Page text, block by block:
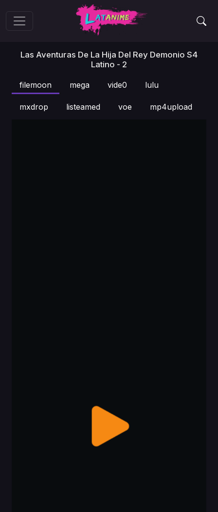
Las Aventuras De La Hija Del Rey Demonio S4
Latino - 2
filemoon mega vide0 lulu
mxdrop listeamed voe mp4upload